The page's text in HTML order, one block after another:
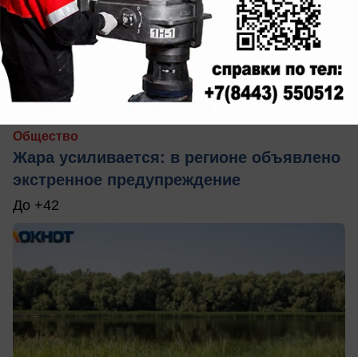
вчера в 15:00 0
Общество
Жара усиливается: в регионе объявлено
экстренное предупреждение
До +42